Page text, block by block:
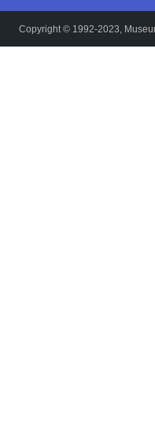
Copyright © 1992-2023,